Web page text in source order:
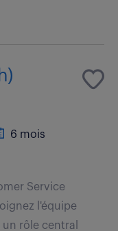
6 mois
Service
l'équipe
rôle central